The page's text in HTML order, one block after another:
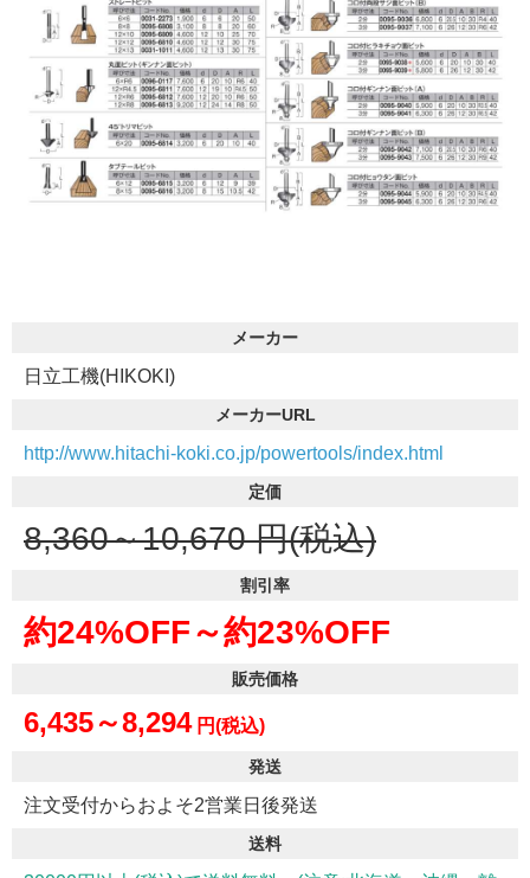
メーカー
日立工機(HIKOKI)
メーカーURL
http://www.hitachi-koki.co.jp/powertools/index.html
定価
8,360～10,670 円(税込)
割引率
約24%OFF～約23%OFF
販売価格
6,435～8,294 円(税込)
発送
注文受付からおよそ2営業日後発送
送料